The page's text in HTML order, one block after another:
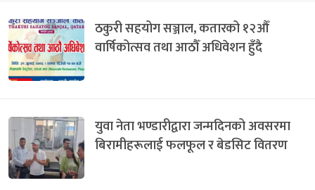
ठकुरी सहयोग सञ्जाल, कतारको १२औँ
वार्षिकोत्सव तथा आठौँ अधिवेशन हुँदै
युवा नेता भण्डारीद्वारा जन्मदिनको अवसरमा
बिरामीहरूलाई फलफूल र बेडसिट वितरण